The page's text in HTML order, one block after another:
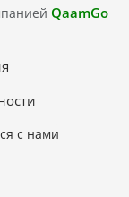
QaamGo
с нами